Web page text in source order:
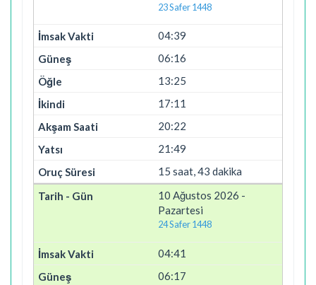
23 Safer 1448
04:39
06:16
13:25
17:11
20:22
21:49
15 saat, 43 dakika
10 Ağustos 2026 -
Pazartesi
24 Safer 1448
04:41
06:17